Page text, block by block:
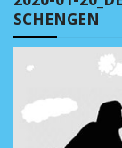
SCHENGEN